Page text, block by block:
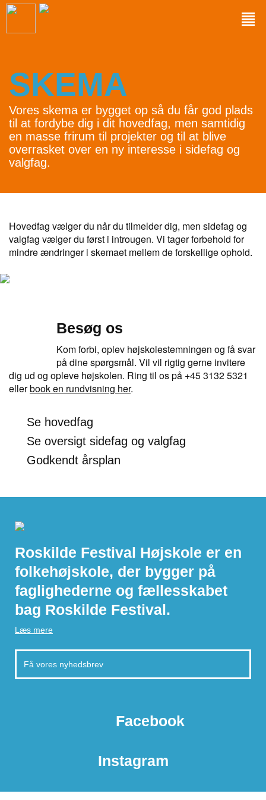
SKEMA
Vores skema er bygget op så du får god plads
til at fordybe dig i dit hovedfag, men samtidig
en masse frirum til projekter og til at blive
overrasket over en ny interesse i sidefag og
valgfag.
Hovedfag vælger du når du tilmelder dig, men sidefag og
valgfag vælger du først i introugen. Vi tager forbehold for
mindre ændringer i skemaet mellem de forskellige ophold.
Besøg os
Kom forbi, oplev højskolestemningen og få svar
på dine spørgsmål. Vil vil rigtig gerne invitere
dig ud og opleve højskolen. Ring til os på +45 3132 5321
ellerbook en rundvisning her.
Se hovedfag
Se oversigt sidefag og valgfag
Godkendt årsplan
Roskilde Festival Højskole er en
folkehøjskole, der bygger på
faglighederne og fællesskabet
bag Roskilde Festival.
Læs mere
Facebook
Instagram